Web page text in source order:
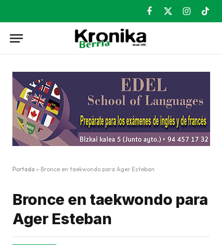
Facebook
X
Instagram
Portada » Bronce en taekwondo para Ager Esteban
Bronce en taekwondo para
Ager Esteban